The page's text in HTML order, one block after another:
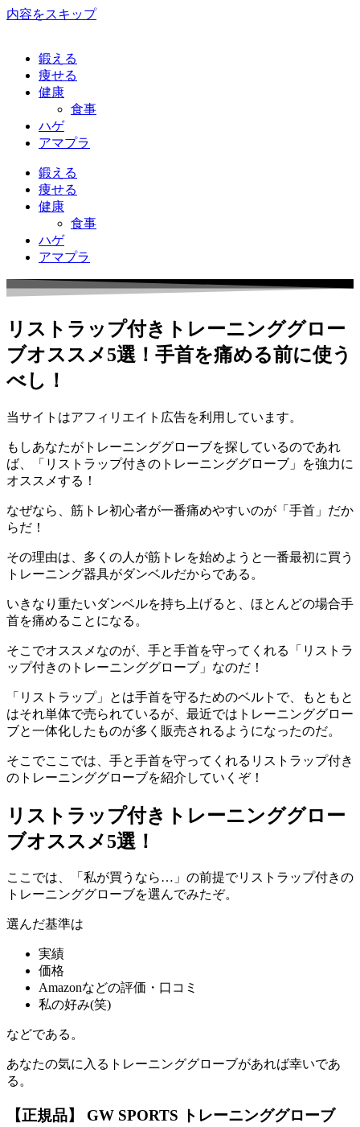
内容をスキップ
鍛える
痩せる
健康
食事
ハゲ
アマプラ
鍛える
痩せる
健康
食事
ハゲ
アマプラ
リストラップ付きトレーニンググロー
ブオススメ5選！手首を痛める前に使う
べし！
当サイトはアフィリエイト広告を利用しています。
もしあなたがトレーニンググローブを探しているのであれ
ば、「 リストラップ付きのトレーニンググローブ 」を強力に
オススメする！
なぜなら、筋トレ初心者が一番痛めやすいのが「 手首 」だか
らだ！
その理由は、多くの人が筋トレを始めようと一番最初に買う
トレーニング器具がダンベルだからである。
いきなり重たいダンベルを持ち上げると、 ほとんどの場合手
首を痛めることになる。
そこでオススメなのが、手と手首を守ってくれる「 リストラ
ップ付きのトレーニンググローブ 」なのだ！
「リストラップ」とは手首を守るためのベルトで、もともと
はそれ単体で売られているが、最近ではトレーニンググロー
ブと一体化したものが多く販売されるようになったのだ。
そこでここでは、手と手首を守ってくれるリストラップ付き
のトレーニンググローブを紹介していくぞ！
リストラップ付きトレーニンググロー
ブオススメ5選！
ここでは、「私が買うなら…」の前提でリストラップ付きの
トレーニンググローブを選んでみたぞ。
選んだ基準は
実績
価格
Amazonなどの評価・口コミ
私の好み(笑)
などである。
あなたの気に入るトレーニンググローブがあれば幸いであ
る。
【正規品】 GW SPORTS トレーニンググローブ